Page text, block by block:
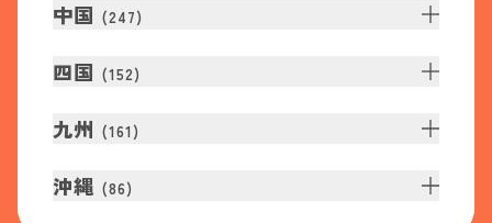
中国 (247)
四国 (152)
九州 (161 )
沖縄 (86)